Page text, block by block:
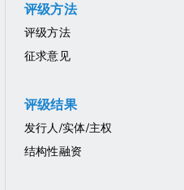
评级方法
评级方法
征求意见
评级结果
发行人/实体/主权
结构性融资